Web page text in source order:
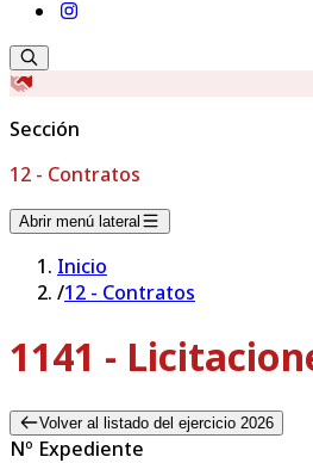
Sección
12 - Contratos
Abrir menú lateral
Inicio
/12 - Contratos
1141 -
Volver al listado del ejercicio 2026
Nº Expediente